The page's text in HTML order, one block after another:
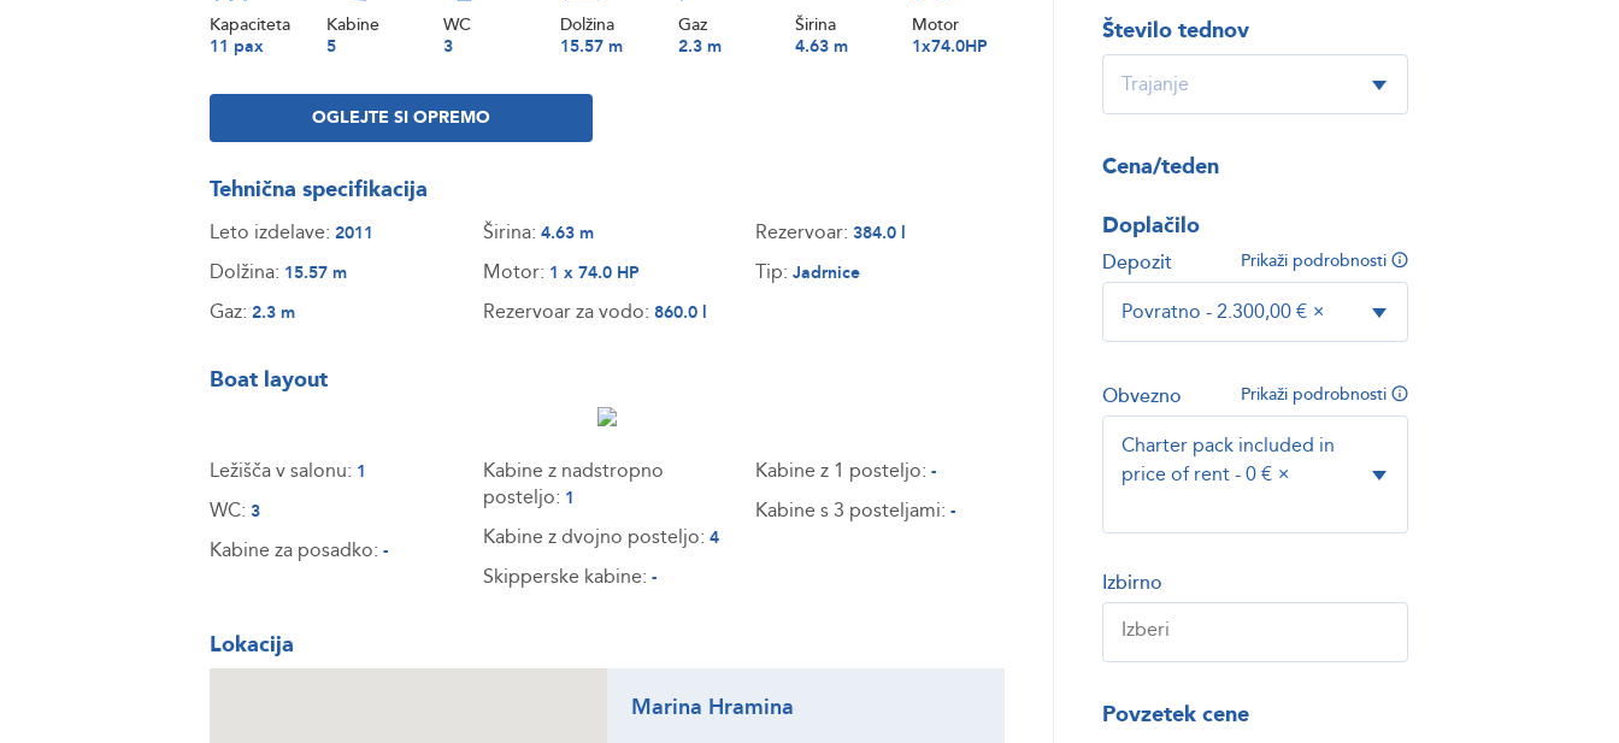
Kapaciteta
11 pax
Kabine
5
WC
3
Dolžina
15.57 m
Gaz
2.3 m
Širina
4.63 m
Motor
1x74.0HP
OGLEJTE SI OPREMO
Tehnična specifikacija
Leto izdelave: 2011
Dolžina: 15.57 m
Gaz: 2.3 m
Širina: 4.63 m
Motor: 1 x 74.0 HP
Rezervoar za vodo: 860.0 l
Rezervoar:384.0 l
Tip:Jadrnice
Boat layout
Ležišča v salonu: 1
WC: 3
Kabine za posadko: -
Kabine z nadstropno
posteljo: 1
Kabine z dvojno posteljo: 4
Skipperske kabine: -
Kabine z 1 posteljo:-
Kabine s 3 posteljami:-
Lokacija
Marina Hramina
Število tednov
Cena/teden
Doplačilo
Prikaži podrobnosti
Depozit
Povratno - 2.300,00 € ×
Prikaži podrobnosti
Obvezno
Charter pack included in
price of rent - 0 € ×
Izbirno
Povzetek cene